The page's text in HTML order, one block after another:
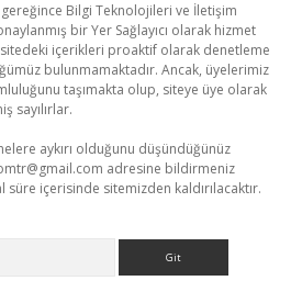
gereğince Bilgi Teknolojileri ve İletişim
bir Yer Sağlayıcı olarak hizmet
içerikleri proaktif olarak denetleme
bulunmamaktadır. Ancak, üyelerimiz
taşımakta olup, siteye üye olarak
sayılırlar.
aykırı olduğunu düşündüğünüz
adresine bildirmeniz
içerisinde sitemizden kaldırılacaktır.